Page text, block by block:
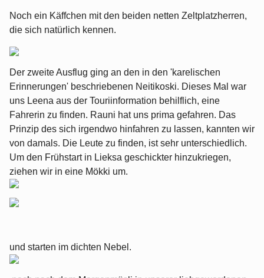
Noch ein Käffchen mit den beiden netten Zeltplatzherren,
die sich natürlich kennen.
Der zweite Ausflug ging an den in den 'karelischen
Erinnerungen' beschriebenen Neitikoski. Dieses Mal war
uns Leena aus der Touriinformation behilflich, eine
Fahrerin zu finden. Rauni hat uns prima gefahren. Das
Prinzip des sich irgendwo hinfahren zu lassen, kannten wir
von damals. Die Leute zu finden, ist sehr unterschiedlich.
Um den Frühstart in Lieksa geschickter hinzukriegen,
ziehen wir in eine Mökki um.
und starten im dichten Nebel.